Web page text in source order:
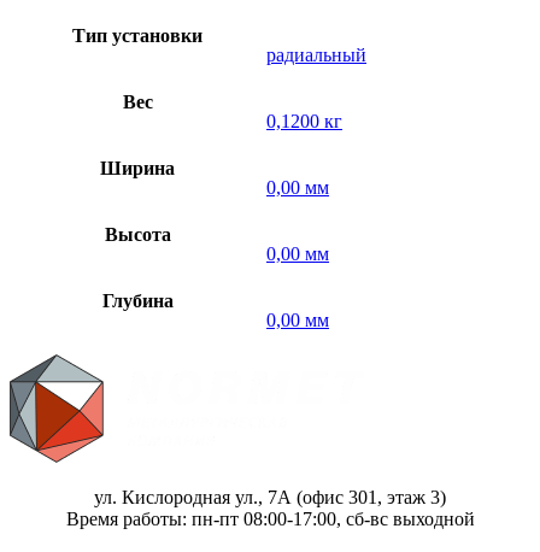
Тип установки
радиальный
Вес
0,1200 кг
Ширина
0,00 мм
Высота
0,00 мм
Глубина
0,00 мм
ул. Кислородная ул., 7А (офис 301, этаж 3)
Время работы: пн-пт 08:00-17:00, сб-вс выходной